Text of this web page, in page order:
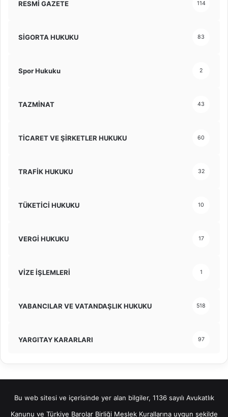
RESMİ GAZETE 114
SİGORTA HUKUKU 83
Spor Hukuku 2
TAZMİNAT 43
TİCARET VE ŞİRKETLER HUKUKU 60
TRAFİK HUKUKU 32
TÜKETİCİ HUKUKU 10
VERGİ HUKUKU 17
VİZE İŞLEMLERİ 1
YABANCILAR VE VATANDAŞLIK HUKUKU 518
YARGITAY KARARLARI 97
Bu web sitesi ve içerisinde yer alan bilgiler, 1136 sayılı Avukatlık
Kanunu ve Türkiye Barolar Birliği Meslek Kurallarına uygun şekilde